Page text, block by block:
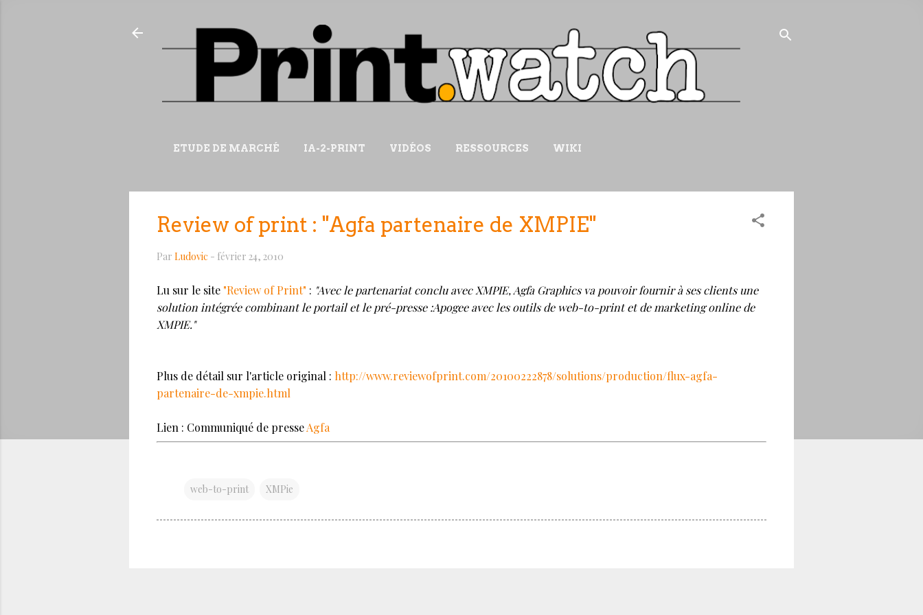
ETUDE DE MARCHÉ IA-2-PRINT VIDÉOS RESSOURCES WIKI
Review of print : "Agfa partenaire de XMPIE"
Par Ludovic - février 24, 2010
Lu sur le site "Review of Print" : "Avec le partenariat conclu avec XMPIE, Agfa Graphics va pouvoir fournir à ses clients une
solution intégrée combinant le portail et le pré-presse :Apogee avec les outils de web-to-print et de marketing online de
XMPIE."
Plus de détail sur l'article original : http://www.reviewofprint.com/20100222878/solutions/production/flux-agfa-
partenaire-de-xmpie.html
Lien : Communiqué de presseAgfa
web-to-print XMPie